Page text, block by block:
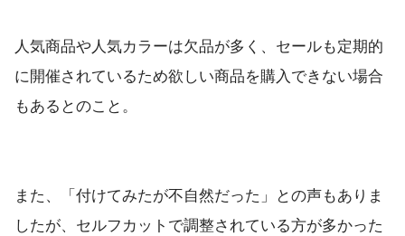
人気商品や人気カラーは欠品が多く、セールも定期的
に開催されているため欲しい商品を購入できない場合
もあるとのこと。
また、「付けてみたが不自然だった」との声もありま
したが、セルフカットで調整されている方が多かった